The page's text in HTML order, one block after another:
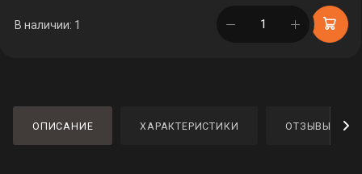
В наличии: 1 в корзине
ОПИСАНИЕ ХАРАКТЕРИСТИКИ ОТЗЫВЫ